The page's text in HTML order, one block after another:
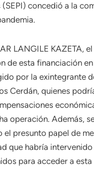
concedió a la
LANGILE KAZETA,
de esta financiación
por la exintegrante
Cerdán, quienes
operación. Además,
el presunto papel de
que habría
para acceder a